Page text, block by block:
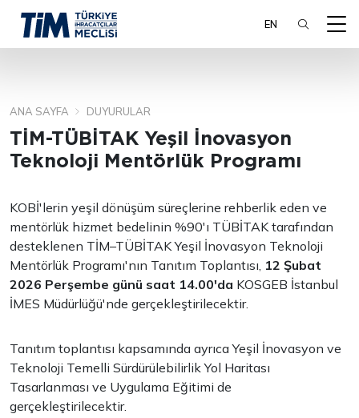
EN
ANA SAYFA DUYURULAR
TİM-TÜBİTAK Yeşil İnovasyon
Teknoloji Mentörlük Programı
KOBİ'lerin yeşil dönüşüm süreçlerine rehberlik eden ve
mentörlük hizmet bedelinin %90'ı TÜBİTAK tarafından
desteklenen TİM–TÜBİTAK Yeşil İnovasyon Teknoloji
Mentörlük Programı'nın Tanıtım Toplantısı, 12 Şubat
2026 Perşembe günü saat 14.00'da KOSGEB İstanbul
İMES Müdürlüğü'nde gerçekleştirilecektir.
Tanıtım toplantısı kapsamında ayrıca Yeşil İnovasyon ve
Teknoloji Temelli Sürdürülebilirlik Yol Haritası
Tasarlanması ve Uygulama Eğitimi de
gerçekleştirilecektir.